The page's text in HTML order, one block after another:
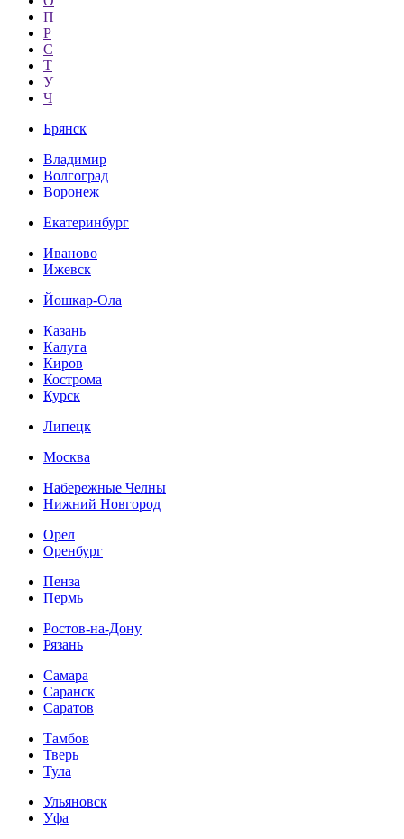
П
Р
С
Т
У
Ч
Брянск
Владимир
Волгоград
Воронеж
Екатеринбург
Иваново
Ижевск
Йошкар-Ола
Казань
Калуга
Киров
Кострома
Курск
Липецк
Москва
Набережные Челны
Нижний Новгород
Орел
Оренбург
Пенза
Пермь
Ростов-на-Дону
Рязань
Самара
Саранск
Саратов
Тамбов
Тверь
Тула
Ульяновск
Уфа